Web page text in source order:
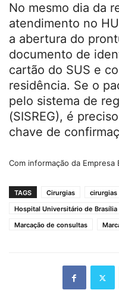
No mesmo dia da
atendimento no
a abertura do
documento de
cartão do SUS e
residência. Se o
pelo sistema de
(SISREG), é
chave de
Com informação da
TAGS Cirurgias
Hospital Universitário de Brasília
Marcação de consultas